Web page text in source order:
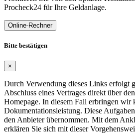
Procheck24 für Ihre Geldanlage.
Online-Rechner
Bitte bestätigen
×
Durch Verwendung dieses Links erfolgt
Abschluss eines Vertrages direkt über
Homepage. In diesem Fall erbringen wir
Dokumentationsleistung. Diese
den Anbieter übernommen. Mit dem
erklären Sie sich mit dieser